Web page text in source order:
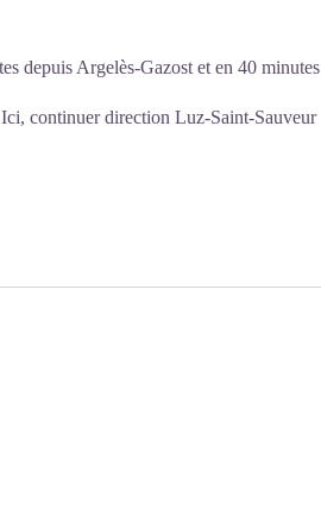
depuis Argelès-Gazost et en 40 minutes
continuer direction Luz-Saint-Sauveur